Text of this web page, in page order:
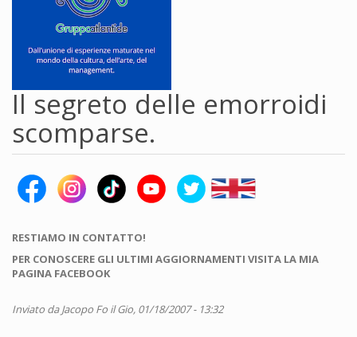
Il segreto delle emorroidi
scomparse.
RESTIAMO IN CONTATTO!
PER CONOSCERE GLI ULTIMI AGGIORNAMENTI VISITA LA MIA
PAGINA FACEBOOK
Inviato daJacopo Fo il Gio, 01/18/2007 - 13:32